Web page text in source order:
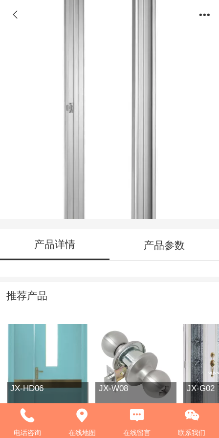
产品详情 产品参数
推荐产品
JX-HD06 JX-W08 JX-G02
电话咨询 在线地图 在线留言 联系我们